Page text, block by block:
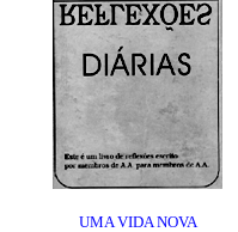
UMA VIDA NOVA